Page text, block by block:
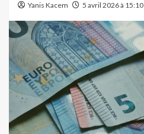
Yanis Kacem 5 avril 2026 à 15:10